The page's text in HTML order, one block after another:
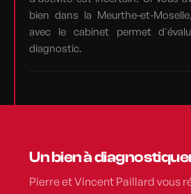
bien dans la Meurthe-et-
avec le cabinet permet
diagnostic.
Un bien à
Pierre et Vincent Paillard vous